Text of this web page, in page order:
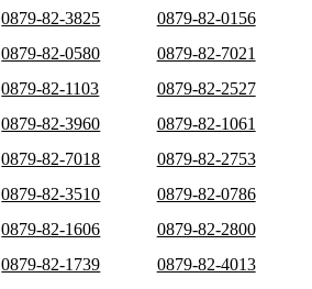
0879-82-3825
0879-82-0156
0879-82-0580
0879-82-7021
0879-82-1103
0879-82-2527
0879-82-3960
0879-82-1061
0879-82-7018
0879-82-2753
0879-82-3510
0879-82-0786
0879-82-1606
0879-82-2800
0879-82-1739
0879-82-4013